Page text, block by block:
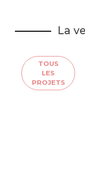
La
TOUS
LES
PROJETS